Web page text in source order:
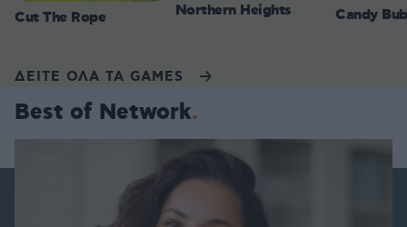
Cut The Rope Northern Heights Candy
ΔΕΙΤΕ ΟΛΑ ΤΑ GAMES
Best of Network